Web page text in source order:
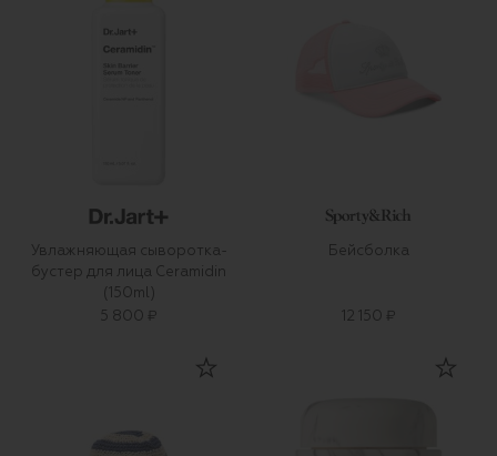
Увлажняющая сыворотка-
бустер для лица Ceramidin
(150ml)
5 800 ₽
Бейсболка
12 150 ₽